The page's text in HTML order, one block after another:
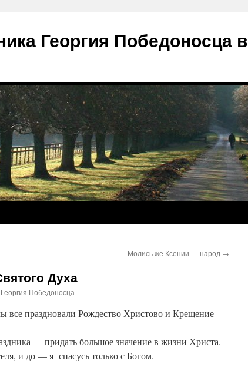
Георгия Победоносца в
Молись же Ксении — народ →
Духа
Победоносца
все праздновали Рождество Христово и Крещение
— придать большое значение в жизни Христа.
и до — я спасусь только с Богом.